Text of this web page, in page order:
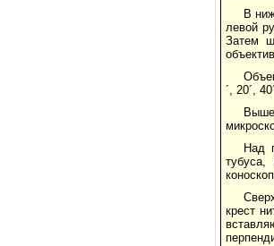
В
левой
Затем
´, 20´,
Над
крест